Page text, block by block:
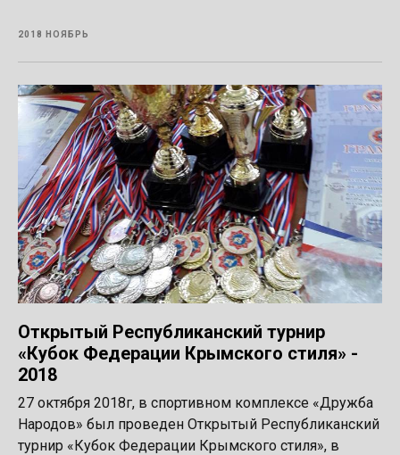
2018 НОЯБРЬ
Открытый Республиканский турнир
«Кубок Федерации Крымского стиля» -
2018
27 октября 2018г, в спортивном комплексе «Дружба
Народов» был проведен Открытый Республиканский
турнир «Кубок Федерации Крымского стиля», в